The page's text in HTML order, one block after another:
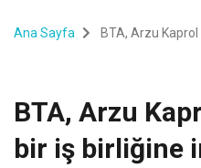
Ana Sayfa BTA, Arzu
BTA, Arzu
bir iş birliğine